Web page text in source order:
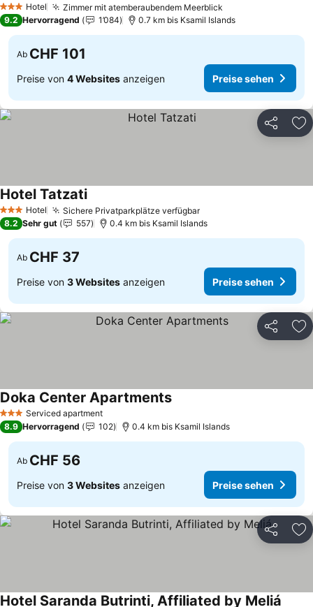
3 SterneHotel Zimmer mit atemberaubendem Meerblick
9.2 Hervorragend 1’084 0.7 km bis Ksamil Islands
Ab CHF 101
Preise von 4 Websites anzeigen Preise sehen
Teilen
3 SterneHotel Sichere Privatparkplätze verfügbar
Hotel Tatzati
8.2 Sehr gut 557 0.4 km bis Ksamil Islands
Ab CHF 37
Preise von 3 Websites anzeigen Preise sehen
Teilen
3 SterneServiced apartment
Doka Center Apartments
8.9 Hervorragend 102 0.4 km bis Ksamil Islands
Ab CHF 56
Preise von 3 Websites anzeigen Preise sehen
Teilen
Hotel Saranda Butrinti, Affiliated by Meliá